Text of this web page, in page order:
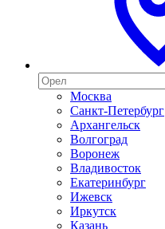
Москва
Санкт-Петербург
Архангельск
Волгоград
Воронеж
Владивосток
Екатеринбург
Ижевск
Иркутск
Казань